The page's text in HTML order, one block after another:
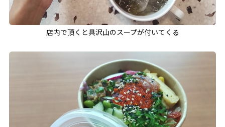
店内で頂くと具沢山のスープが付いてくる